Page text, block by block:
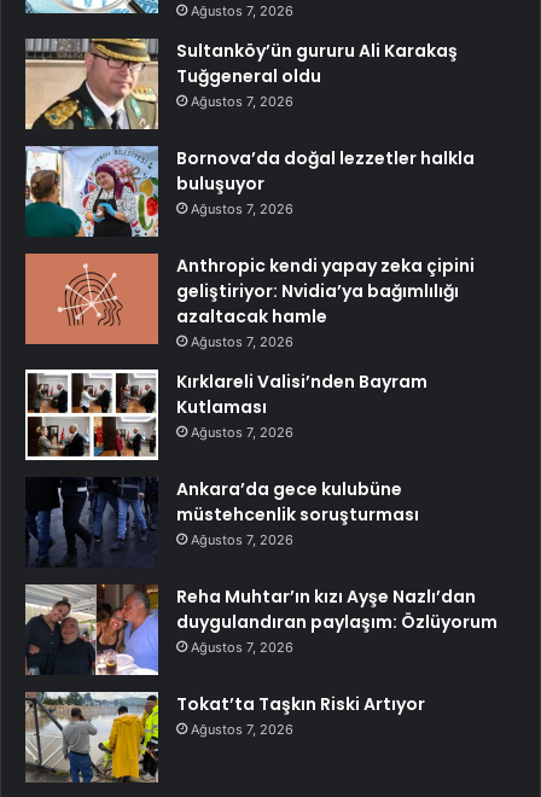
Ağustos 7, 2026
Sultanköy’ün gururu Ali Karakaş
Tuğgeneral oldu
Ağustos 7, 2026
Bornova’da doğal lezzetler halkla
buluşuyor
Ağustos 7, 2026
Anthropic kendi yapay zeka çipini
geliştiriyor: Nvidia’ya bağımlılığı
azaltacak hamle
Ağustos 7, 2026
Kırklareli Valisi’nden Bayram
Kutlaması
Ağustos 7, 2026
Ankara’da gece kulubüne
müstehcenlik soruşturması
Ağustos 7, 2026
Reha Muhtar’ın kızı Ayşe Nazlı’dan
duygulandıran paylaşım: Özlüyorum
Ağustos 7, 2026
Tokat’ta Taşkın Riski Artıyor
Ağustos 7, 2026